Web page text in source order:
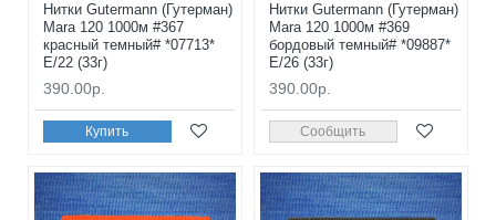
Нитки Gutermann (Гутерман)
Mara 120 1000м #367
красный темный# *07713*
E/22 (33г)
390.00р.
Купить
Нитки Gutermann (Гутерман)
Mara 120 1000м #369
бордовый темный# *09887*
E/26 (33г)
390.00р.
Сообщить